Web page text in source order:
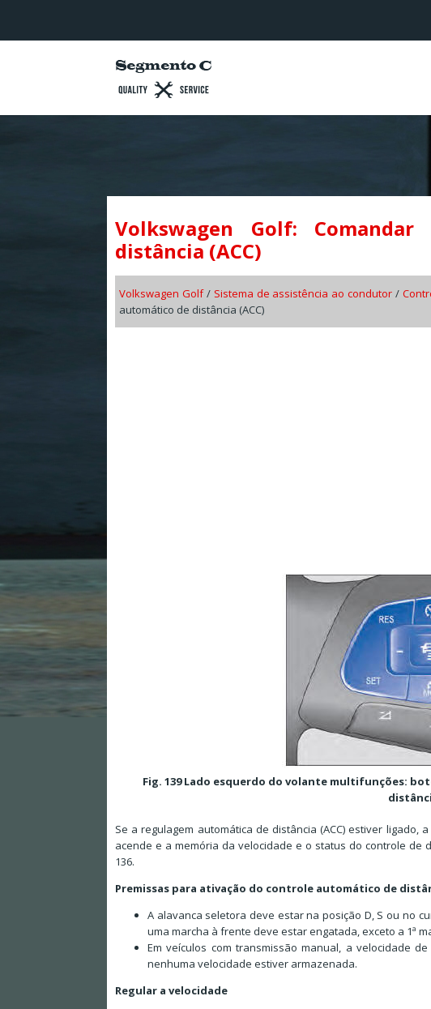
Volkswagen Golf:
distância (ACC)
Volkswagen Golf/ Sistema de assistência ao condutor /
automático de distância (ACC)
Fig. 139 Lado esquerdo do volante multifunções:
Se a regulagem automática de distância (ACC) estiver
acende e a memória da velocidade e o status do controle
136.
Premissas para ativação do controle automático de
A alavanca seletora deve estar na posição D, S ou no
uma marcha à frente deve estar engatada, exceto a 1ª
Em veículos com transmissão manual, a velocidade
nenhuma velocidade estiver armazenada.
Regular a velocidade